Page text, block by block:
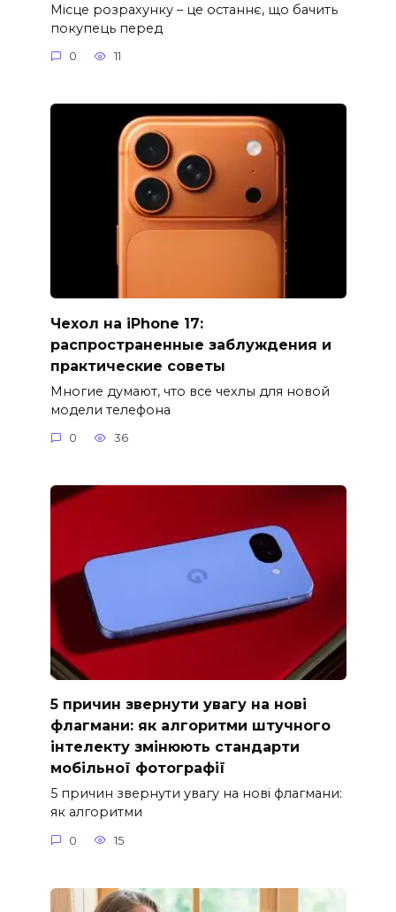
Місце розрахунку – це останнє, що бачить
покупець перед
0 11
Чехол на iPhone 17:
распространенные заблуждения и
практические советы
Многие думают, что все чехлы для новой
модели телефона
0 36
5 причин звернути увагу на нові
флагмани: як алгоритми штучного
інтелекту змінюють стандарти
мобільної фотографії
5 причин звернути увагу на нові флагмани:
як алгоритми
0 15